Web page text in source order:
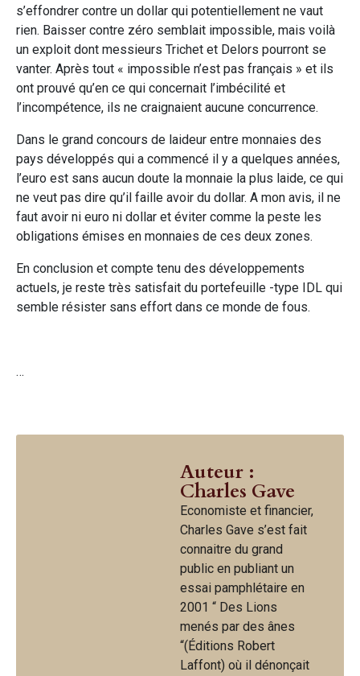
s’effondrer contre un dollar qui potentiellement ne vaut
rien. Baisser contre zéro semblait impossible, mais voilà
un exploit dont messieurs Trichet et Delors pourront se
vanter. Après tout « impossible n’est pas français » et ils
ont prouvé qu’en ce qui concernait l’imbécilité et
l’incompétence, ils ne craignaient aucune concurrence.
Dans le grand concours de laideur entre monnaies des
pays développés qui a commencé il y a quelques années,
l’euro est sans aucun doute la monnaie la plus laide, ce qui
ne veut pas dire qu’il faille avoir du dollar. A mon avis, il ne
faut avoir ni euro ni dollar et éviter comme la peste les
obligations émises en monnaies de ces deux zones.
En conclusion et compte tenu des développements
actuels, je reste très satisfait du portefeuille -type IDL qui
semble résister sans effort dans ce monde de fous.
…
Auteur :
Charles Gave
Economiste et financier,
Charles Gave s’est fait
connaitre du grand
public en publiant un
essai pamphlétaire en
2001 “ Des Lions
menés par des ânes
“(Éditions Robert
Laffont) où il dénonçait